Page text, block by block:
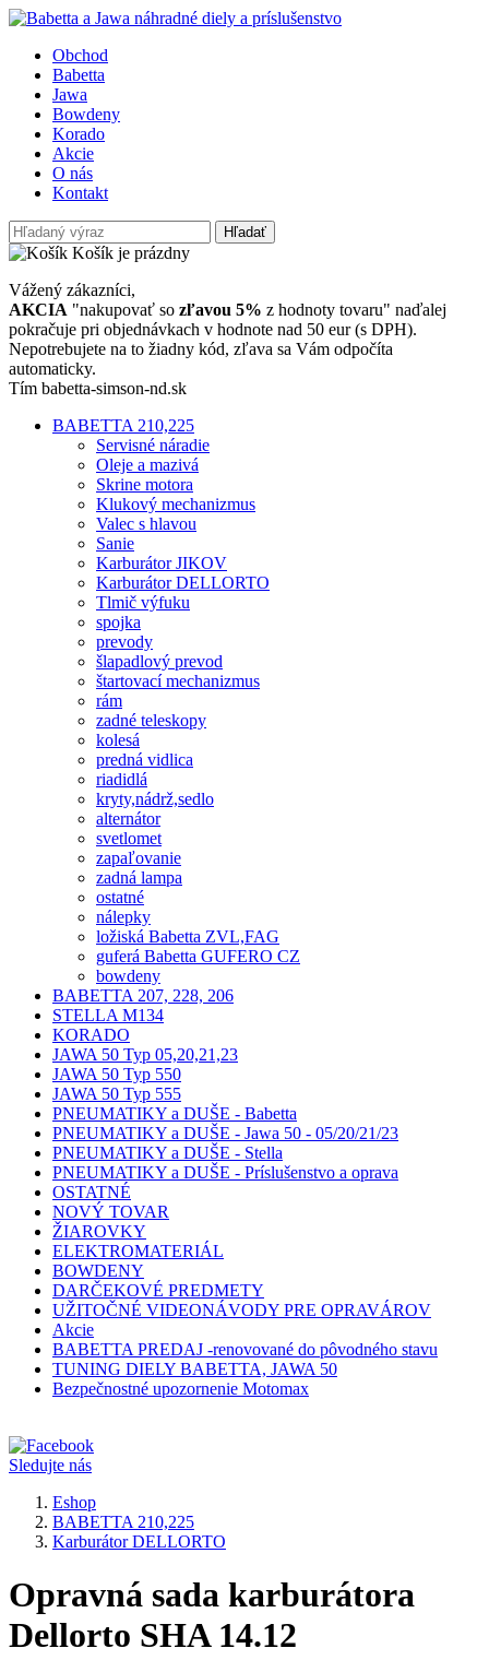
Obchod
Babetta
Jawa
Bowdeny
Korado
Akcie
O nás
Kontakt
Hľadať
Košík je prázdny
Vážený zákazníci,
AKCIA "nakupovať so zľavou 5% z hodnoty tovaru" naďalej
pokračuje pri objednávkach v hodnote nad 50 eur (s DPH).
Nepotrebujete na to žiadny kód, zľava sa Vám odpočíta
automaticky.
Tím babetta-simson-nd.sk
BABETTA 210,225
Servisné náradie
Oleje a mazivá
Skrine motora
Klukový mechanizmus
Valec s hlavou
Sanie
Karburátor JIKOV
Karburátor DELLORTO
Tlmič výfuku
spojka
prevody
šlapadlový prevod
štartovací mechanizmus
rám
zadné teleskopy
kolesá
predná vidlica
riadidlá
kryty,nádrž,sedlo
alternátor
svetlomet
zapaľovanie
zadná lampa
ostatné
nálepky
ložiská Babetta ZVL,FAG
guferá Babetta GUFERO CZ
bowdeny
BABETTA 207, 228, 206
STELLA M134
KORADO
JAWA 50 Typ 05,20,21,23
JAWA 50 Typ 550
JAWA 50 Typ 555
PNEUMATIKY a DUŠE - Babetta
PNEUMATIKY a DUŠE - Jawa 50 - 05/20/21/23
PNEUMATIKY a DUŠE - Stella
PNEUMATIKY a DUŠE - Príslušenstvo a oprava
OSTATNÉ
NOVÝ TOVAR
ŽIAROVKY
ELEKTROMATERIÁL
BOWDENY
DARČEKOVÉ PREDMETY
UŽITOČNÉ VIDEONÁVODY PRE OPRAVÁROV
Akcie
BABETTA PREDAJ -renovované do pôvodného stavu
TUNING DIELY BABETTA, JAWA 50
Bezpečnostné upozornenie Motomax
Sledujte nás
Eshop
BABETTA 210,225
Karburátor DELLORTO
Opravná sada karburátora
Dellorto SHA 14.12